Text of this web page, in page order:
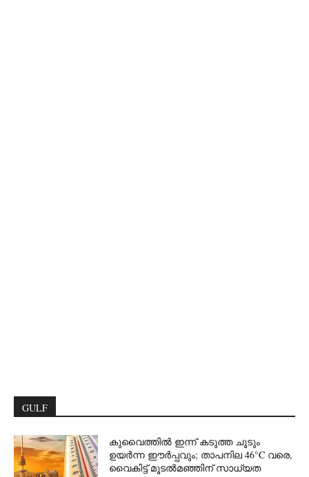
GULF
കുവൈത്തിൽ ഇന്ന് കടുത്ത ചൂടും
ഉയർന്ന ഈർപ്പവും; താപനില 46°C വരെ,
വൈകിട്ട് മൂടൽമഞ്ഞിന് സാധ്യത